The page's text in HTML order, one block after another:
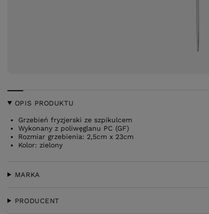
OPIS PRODUKTU
Grzebień fryzjerski ze szpikulcem
Wykonany z poliwęglanu PC (GF)
Rozmiar grzebienia: 2,5cm x 23cm
Kolor: zielony
MARKA
PRODUCENT